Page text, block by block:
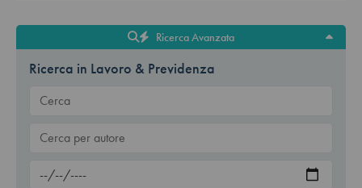
Ricerca Avanzata
Ricerca in Lavoro & Previdenza